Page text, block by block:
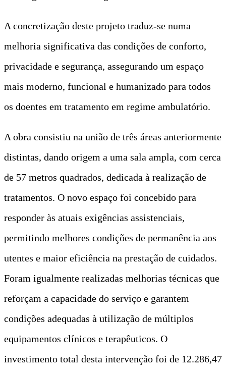
A concretização deste projeto traduz-se numa
melhoria significativa das condições de conforto,
privacidade e segurança, assegurando um espaço
mais moderno, funcional e humanizado para todos
os doentes em tratamento em regime ambulatório.
A obra consistiu na união de três áreas anteriormente
distintas, dando origem a uma sala ampla, com cerca
de 57 metros quadrados, dedicada à realização de
tratamentos. O novo espaço foi concebido para
responder às atuais exigências assistenciais,
permitindo melhores condições de permanência aos
utentes e maior eficiência na prestação de cuidados.
Foram igualmente realizadas melhorias técnicas que
reforçam a capacidade do serviço e garantem
condições adequadas à utilização de múltiplos
equipamentos clínicos e terapêuticos. O
investimento total desta intervenção foi de 12.286,47